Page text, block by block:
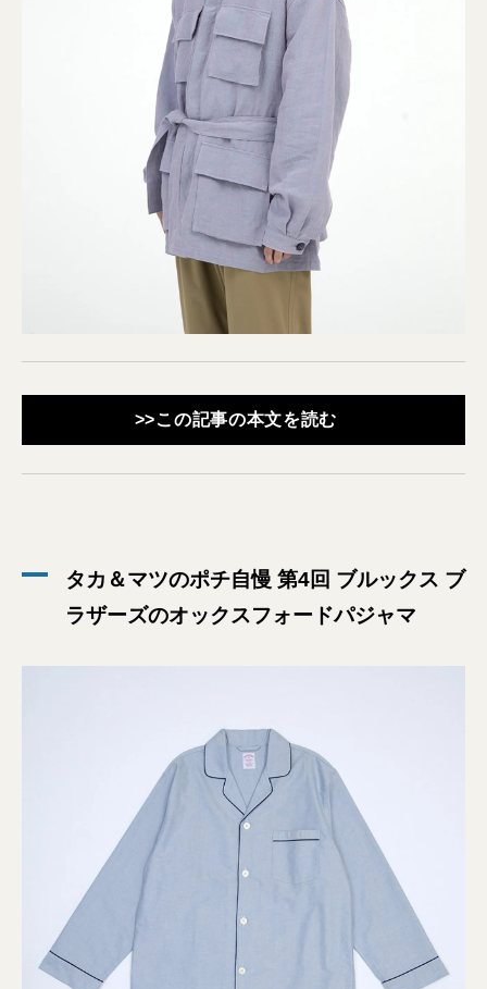
>>この記事の本文を読む
タカ＆マツのポチ自慢 第4回 ブルックス ブ
ラザーズのオックスフォードパジャマ